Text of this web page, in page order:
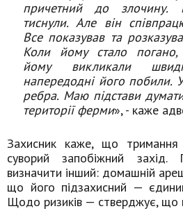
причетний до злочину.
тиснули. Але він
Все показував та
Коли йому стало погано,
йому викликали
напередодні його побили.
ребра. Маю підстави
території ферми», - каже
Захисник каже, що
суворий запобіжний
визначити інший: домашній
що його підзахисний —
Щодо ризиків — стверджує, що